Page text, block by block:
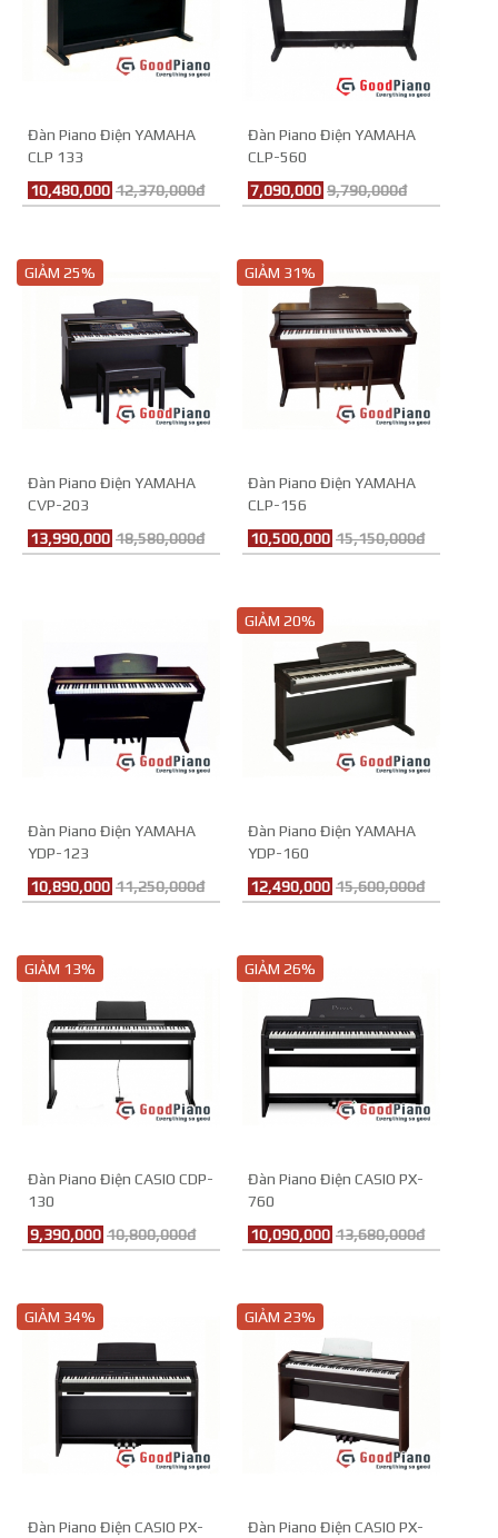
Đàn Piano Điện YAMAHA
CLP 133
10,480,000 12,370,000đ
Đàn Piano Điện YAMAHA
CLP-560
7,090,000 9,790,000đ
GIẢM 25%
Đàn Piano Điện YAMAHA
CVP-203
13,990,000 18,580,000đ
GIẢM 31%
Đàn Piano Điện YAMAHA
CLP-156
10,500,000 15,150,000đ
Đàn Piano Điện YAMAHA
YDP-123
10,890,000 11,250,000đ
GIẢM 20%
Đàn Piano Điện YAMAHA
YDP-160
12,490,000 15,600,000đ
GIẢM 13%
Đàn Piano Điện CASIO CDP-
130
9,390,000 10,800,000đ
GIẢM 26%
Đàn Piano Điện CASIO PX-
760
10,090,000 13,680,000đ
GIẢM 34%
Đàn Piano Điện CASIO PX-
GIẢM 23%
Đàn Piano Điện CASIO PX-